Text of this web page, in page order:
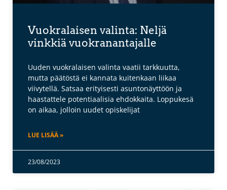
Vuokralaisen valinta: Neljä
vinkkiä vuokranantajalle
Uuden vuokralaisen valinta vaatii tarkkuutta,
mutta päätöstä ei kannata kuitenkaan liikaa
viivytellä. Satsaa erityisesti asuntonäyttöön ja
haastattele potentiaalisia ehdokkaita. Loppukesä
on aikaa, jolloin uudet opiskelijat
LUE LISÄÄ »
23/08/2023